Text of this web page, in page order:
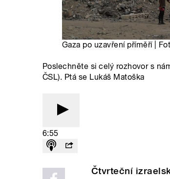
Gaza po uzavření příměří |
Poslechněte si celý rozhovor s
ČSL). Ptá se Lukáš Matoška
6:55
Čtvrteční